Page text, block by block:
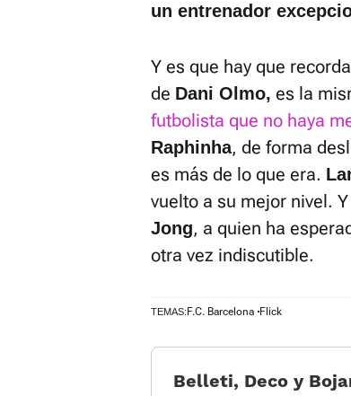
un entrenador
Y es que hay que
de Dani Olmo, es la
futbolista que no haya
Raphinha, de forma
es más de lo que era.
vuelto a su mejor nivel.
Jong, a quien ha
otra vez indiscutible.
TEMAS: F.C. Barcelona Flick
Belleti, Deco y